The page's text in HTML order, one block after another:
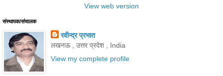
View web version
संस्थापक/संचालक
रवीन्द्र प्रभात
लखनऊ , उत्तर प्रदेश , India
View my complete profile